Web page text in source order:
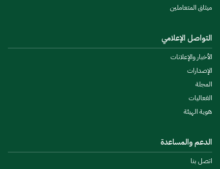
ميثاق المتعاملين
التواصل الإعلامي
الأخبار والإعلانات
الإصدارات
المجلة
الفعاليات
هوية الهيئة
الدعم والمساعدة
اتصل بنا